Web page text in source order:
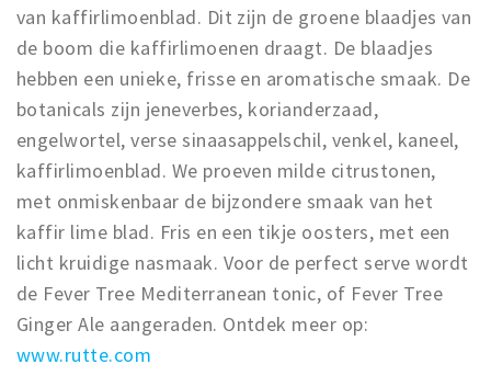
van kaffirlimoenblad. Dit zijn de groene blaadjes van
de boom die kaffirlimoenen draagt. De blaadjes
hebben een unieke, frisse en aromatische smaak. De
botanicals zijn jeneverbes, korianderzaad,
engelwortel, verse sinaasappelschil, venkel, kaneel,
kaffirlimoenblad. We proeven milde citrustonen,
met onmiskenbaar de bijzondere smaak van het
kaffir lime blad. Fris en een tikje oosters, met een
licht kruidige nasmaak. Voor de perfect serve wordt
de Fever Tree Mediterranean tonic, of Fever Tree
Ginger Ale aangeraden. Ontdek meer op:
www.rutte.com